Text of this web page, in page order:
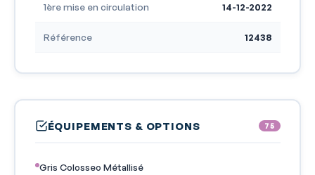
1ère mise en circulation 14-12-2022
Référence 12438
ÉQUIPEMENTS & OPTIONS 75
Gris Colosseo Métallisé